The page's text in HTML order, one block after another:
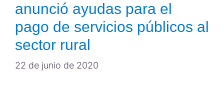
anunció ayudas para el
pago de servicios públicos al
sector rural
22 de junio de 2020